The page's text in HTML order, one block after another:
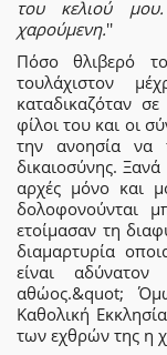
του κελιού
χαρούμενη.''
Πόσο θλιβερό
τουλάχιστον
καταδικαζόταν
φίλοι του και οι
την ανοησία να
δικαιοσύνης. Ξανά
αρχές μόνο και
δολοφονούνται
ετοίμασαν τη
διαμαρτυρία
είναι
αθώος.&quot;
Καθολική
των εχθρών της η